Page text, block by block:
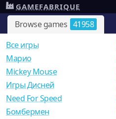
Browse games 41958
GAMEFABRIQUE
Все игры
Mарио
Mickey Mouse
Игры Дисней
Need For Speed
Бомбермен